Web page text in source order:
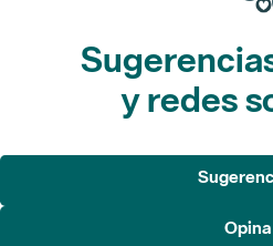
y redes
Opina